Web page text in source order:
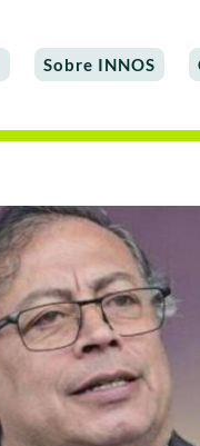
Sobre INNOS